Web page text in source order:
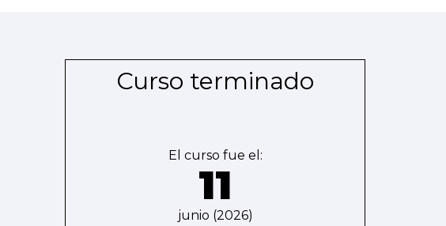
Curso terminado
El curso fue el:
11
junio (2026)